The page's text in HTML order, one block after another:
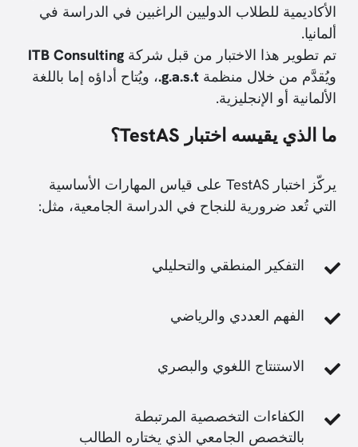
الأكاديمية للطلاب الدوليين الراغبين في الدراسة في
ألمانيا.
تم تطوير هذا الاختبار من قبل شركة ITB Consulting
ويُقدَّم من خلال منظمة g.a.s.t. ، ويُتاح أداؤه إما باللغة
الألمانية أو الإنجليزية.
ما الذي يقيسه اختبار TestAS؟
يركّز اختبار TestAS على قياس المهارات الأساسية
التي تُعد ضرورية للنجاح في الدراسة الجامعية، مثل:
التفكير المنطقي والتحليلي
الفهم العددي والرياضي
الاستنتاج اللغوي والبصري
الكفاءات التخصصية المرتبطة
بالتخصص الجامعي الذي يختاره الطالب